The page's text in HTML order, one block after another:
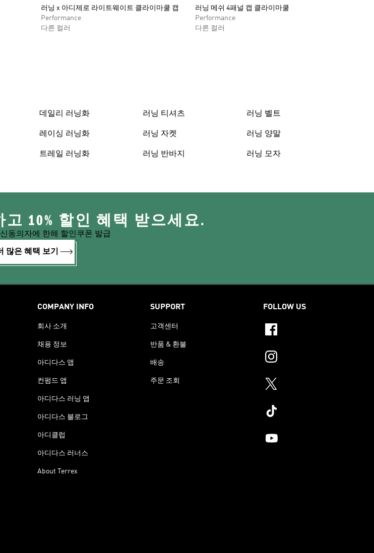
러닝 x 아디제로 라이트웨이트 클라이마쿨 캡
Performance
다른 컬러
러닝 메쉬 4패널 캡 클라이마쿨
Performance
다른 컬러
데일리 러닝화
레이싱 러닝화
트레일 러닝화
러닝 티셔츠
러닝 자켓
러닝 반바지
러닝 벨트
러닝 양말
러닝 모자
10% 할인 혜택 받으세요.
동의자에 한해 할인쿠폰 발급
많은 혜택 보기
COMPANY INFO
회사 소개
채용 정보
아디다스 앱
컨펌드 앱
아디다스 러닝 앱
아디다스 블로그
아디클럽
아디다스 러너스
About Terrex
SUPPORT
고객센터
반품 & 환불
배송
주문 조회
FOLLOW US